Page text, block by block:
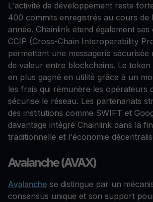
L'activité de développement reste
400 commits enregistrés au cours de
année. Chainlink étend également
CCIP (Cross-Chain Interoperability
permettant une messagerie
de valeur entre blockchains. Le token
en plus gagné en utilité grâce à un
les frais qui rémunère les opérateurs
sécurise le réseau. Les partenariats
des institutions comme SWIFT et
davantage intégré Chainlink dans la
traditionnelle et l'économie
Avalanche (AVAX)
Avalanche se distingue par un
consensus unique et son support